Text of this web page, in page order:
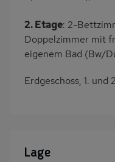
2. Etage: 2-
Doppelzimmer mit
eigenem Bad (Bw/
Erdgeschoss, 1. und
Lage